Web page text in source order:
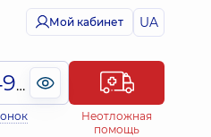
Мой кабинет UA
(044) 495-2-888
Неотложная
помощь